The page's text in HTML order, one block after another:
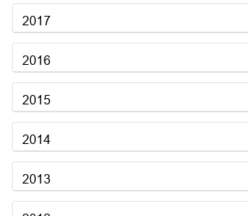
2017
2016
2015
2014
2013